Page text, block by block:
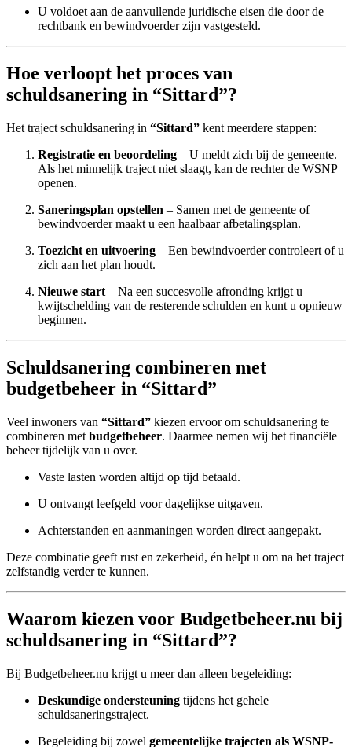
U voldoet aan de aanvullende juridische eisen die door de
rechtbank en bewindvoerder zijn vastgesteld.
Hoe verloopt het proces van
schuldsanering in “Sittard”?
Het traject schuldsanering in “Sittard” kent meerdere stappen:
Registratie en beoordeling – U meldt zich bij de gemeente.
Als het minnelijk traject niet slaagt, kan de rechter de WSNP
openen.
Saneringsplan opstellen – Samen met de gemeente of
bewindvoerder maakt u een haalbaar afbetalingsplan.
Toezicht en uitvoering – Een bewindvoerder controleert of u
zich aan het plan houdt.
Nieuwe start – Na een succesvolle afronding krijgt u
kwijtschelding van de resterende schulden en kunt u opnieuw
beginnen.
Schuldsanering combineren met
budgetbeheer in “Sittard”
Veel inwoners van “Sittard” kiezen ervoor om schuldsanering te
combineren met budgetbeheer. Daarmee nemen wij het financiële
beheer tijdelijk van u over.
Vaste lasten worden altijd op tijd betaald.
U ontvangt leefgeld voor dagelijkse uitgaven.
Achterstanden en aanmaningen worden direct aangepakt.
Deze combinatie geeft rust en zekerheid, én helpt u om na het traject
zelfstandig verder te kunnen.
Waarom kiezen voor Budgetbeheer.nu bij
schuldsanering in “Sittard”?
Bij Budgetbeheer.nu krijgt u meer dan alleen begeleiding:
Deskundige ondersteuning tijdens het gehele
schuldsaneringstraject.
Begeleiding bij zowel gemeentelijke trajecten als WSNP-